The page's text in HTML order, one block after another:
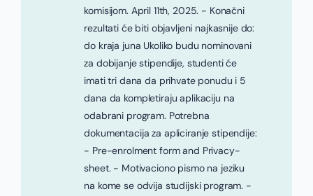
komisijom. April 11th, 2025. - Konačni
rezultati će biti objavljeni najkasnije do:
do kraja juna Ukoliko budu nominovani
za dobijanje stipendije, studenti će
imati tri dana da prihvate ponudu i 5
dana da kompletiraju aplikaciju na
odabrani program. Potrebna
dokumentacija za apliciranje stipendije:
- Pre-enrolment form and Privacy-
sheet. - Motivaciono pismo na jeziku
na kome se odvija studijski program. -